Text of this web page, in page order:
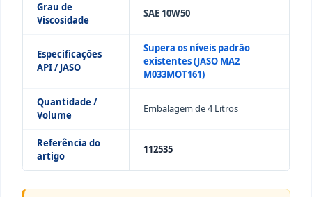
Grau de
Viscosidade
SAE 10W50
Especificações
API / JASO
Supera os níveis padrão
existentes (JASO MA2
M033MOT161)
Quantidade /
Volume
Embalagem de 4 Litros
Referência do
artigo
112535